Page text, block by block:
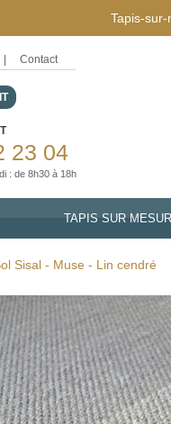
Tapis-
Contact
23 04
: de 8h30 à 18h
TAPIS SUR
Sisal - Muse - Lin cendré